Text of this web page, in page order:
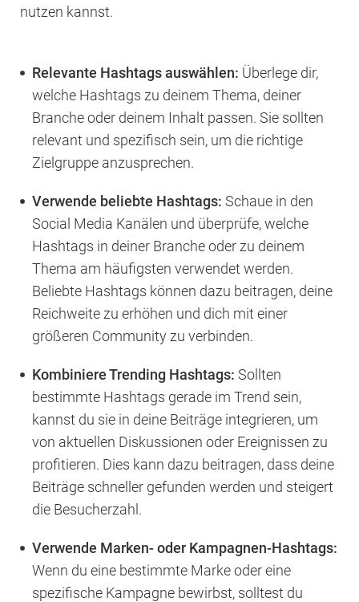
nutzen kannst.
Relevante Hashtags auswählen: Überlege dir,
welche Hashtags zu deinem Thema, deiner
Branche oder deinem Inhalt passen. Sie sollten
relevant und spezifisch sein, um die richtige
Zielgruppe anzusprechen.
Verwende beliebte Hashtags: Schaue in den
Social Media Kanälen und überprüfe, welche
Hashtags in deiner Branche oder zu deinem
Thema am häufigsten verwendet werden.
Beliebte Hashtags können dazu beitragen, deine
Reichweite zu erhöhen und dich mit einer
größeren Community zu verbinden.
Kombiniere Trending Hashtags: Sollten
bestimmte Hashtags gerade im Trend sein,
kannst du sie in deine Beiträge integrieren, um
von aktuellen Diskussionen oder Ereignissen zu
profitieren. Dies kann dazu beitragen, dass deine
Beiträge schneller gefunden werden und steigert
die Besucherzahl.
Verwende Marken- oder Kampagnen-Hashtags:
Wenn du eine bestimmte Marke oder eine
spezifische Kampagne bewirbst, solltest du